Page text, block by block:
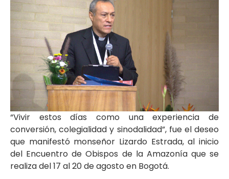
“Vivir estos días como una experiencia de
conversión, colegialidad y sinodalidad”, fue el deseo
que manifestó monseñor Lizardo Estrada, al inicio
del Encuentro de Obispos de la Amazonía que se
realiza del 17 al 20 de agosto en Bogotá.